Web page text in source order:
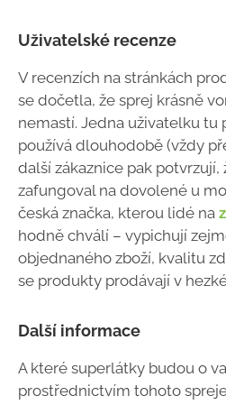
Uživatelské recenze
V recenzích na stránkách
se dočetla, že sprej krásně
nemastí. Jedna uživatelku tu
používá dlouhodobě (vždy
další zákaznice pak
zafungoval na dovolené u
česká značka, kterou lidé na
hodně chválí – vypichují
objednaného zboží, kvalitu
se produkty prodávají v
Další informace
A které superlátky budou o
prostřednictvím tohoto